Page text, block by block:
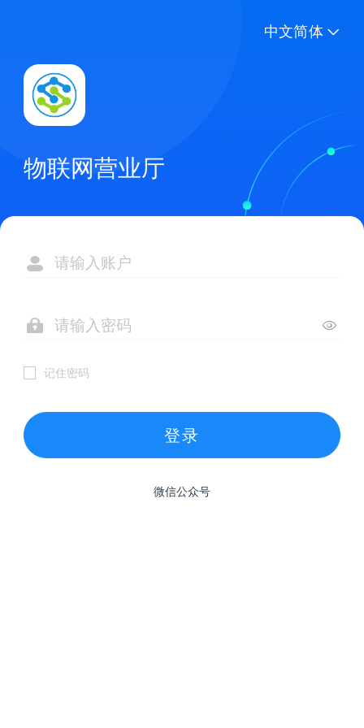
中文简体
物联网营业厅
记住密码
登录
微信公众号